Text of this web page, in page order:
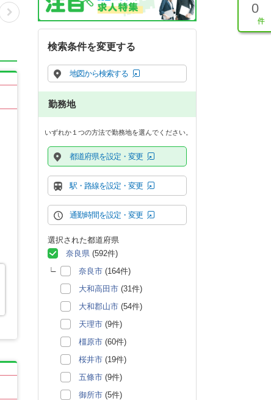
0
検索条件を変更する
地図から検索する
勤務地
いずれか１つの方法で勤務地を選んでください。
都道府県を設定・変更
駅・路線を設定・変更
通勤時間を設定・変更
選択された都道府県
奈良県 (592件)
奈良市 (164件)
大和高田市 (31件)
大和郡山市 (54件)
天理市 (9件)
橿原市 (60件)
桜井市 (19件)
五條市 (9件)
御所市 (5件)